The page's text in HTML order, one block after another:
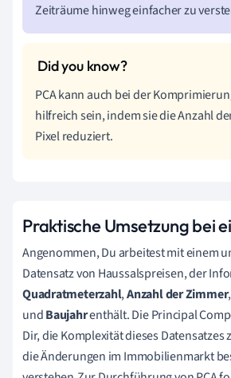
Zeiträume hinweg einfacher zu
PCA kann auch bei der
hilfreich sein, indem sie die Anzahl
Pixel reduziert.
Praktische Umsetzung bei
Angenommen, Du arbeitest mit einem
Datensatz von Haussalspreisen, der
Quadratmeterzahl,Anzahl der Zimmer,
undBaujahrenthält. Die Principal
Dir, die Komplexität dieses
die Änderungen im Immobilienmarkt